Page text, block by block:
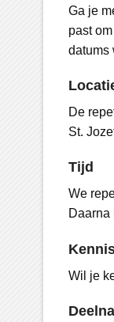
Ga je
past
datums
De
St.
Tijd
We
Daarna
Wil je